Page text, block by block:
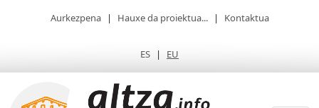
Aurkezpena | Hauxe da proiektua... | Kontaktua
ES | EU